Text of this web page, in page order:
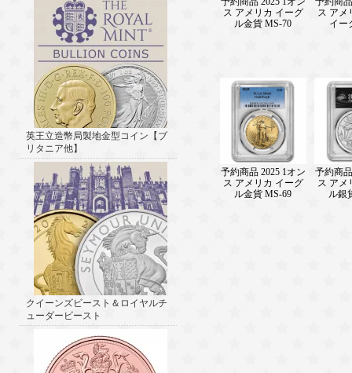
英王立造幣局製地金型コイン【ブ
リタニア他】
クイーンズビースト＆ロイヤルチ
ューダービースト
ス アメリカ イーグ
ル金貨 MS-70
ス アメ
イー
予約商品 2025 1オン
ス アメリカ イーグ
ル金貨 MS-69
予約商
ス アメ
ル銀